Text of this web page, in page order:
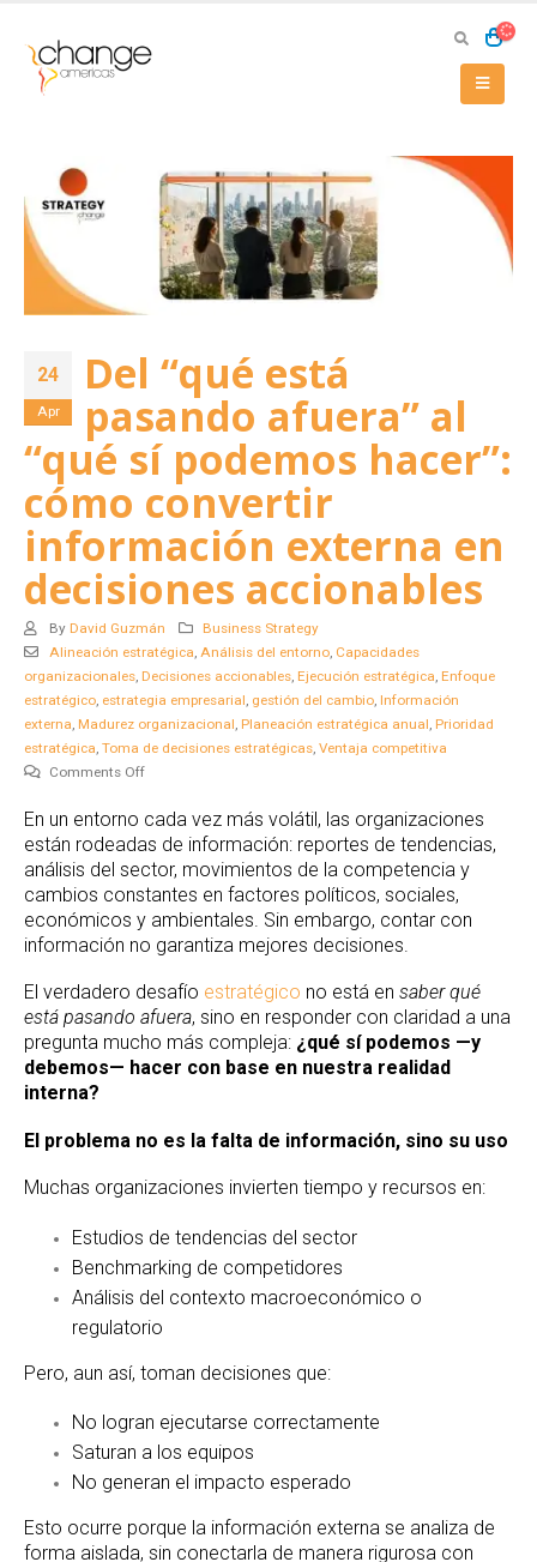
24
Apr
Del “qué está
pasando afuera” al
“qué sí podemos hacer”:
cómo convertir
información externa en
decisiones accionables
By David Guzmán
Business Strategy
Alineación estratégica Análisis del entorno, Capacidades
organizacionales Decisiones accionables Ejecución estratégica Enfoque
estratégico estrategia empresarial gestión del cambio Información
externa Madurez organizacional Planeación estratégica anual Prioridad
estratégica Toma de decisiones estratégicas Ventaja competitiva
Comments Offon
“qué
está
pasando
afuera”
al
“qué
podemos
hacer”:
accionables
En un entorno cada vez más volátil, las organizaciones
están rodeadas de información: reportes de tendencias,
análisis del sector, movimientos de la competencia y
cambios constantes en factores políticos, sociales,
económicos y ambientales. Sin embargo, contar con
información no garantiza mejores decisiones.
El verdadero desafío estratégico no está en saber qué
está pasando afuera, sino en responder con claridad a una
pregunta mucho más compleja: ¿qué sí podemos —y
debemos— hacer con base en nuestra realidad
interna?
El problema no es la falta de información, sino su uso
Muchas organizaciones invierten tiempo y recursos en:
Estudios de tendencias del sector
Benchmarking de competidores
Análisis del contexto macroeconómico o
regulatorio
Pero, aun así, toman decisiones que:
No logran ejecutarse correctamente
Saturan a los equipos
No generan el impacto esperado
Esto ocurre porque la información externa se analiza de
forma aislada, sin conectarla de manera rigurosa con